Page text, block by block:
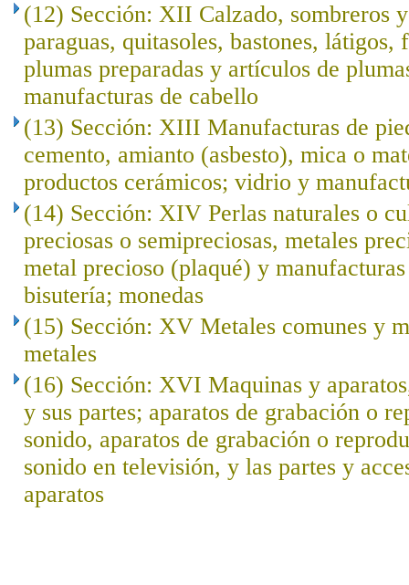
(12) Sección: XII Calzado, sombreros
paraguas, quitasoles, bastones, látigos,
plumas preparadas y artículos de
manufacturas de cabello
(13) Sección: XIII Manufacturas de
cemento, amianto (asbesto), mica o
productos cerámicos; vidrio y
(14) Sección: XIV Perlas naturales o
preciosas o semipreciosas, metales
metal precioso (plaqué) y
bisutería; monedas
(15) Sección: XV Metales comunes y
metales
(16) Sección: XVI Maquinas y
y sus partes; aparatos de grabación o
sonido, aparatos de grabación o
sonido en televisión, y las partes y
aparatos